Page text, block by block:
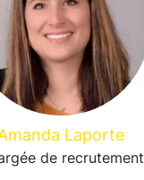
Laporte
de recrutement